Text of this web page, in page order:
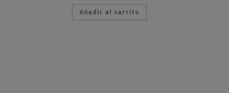
Añadir al carrito